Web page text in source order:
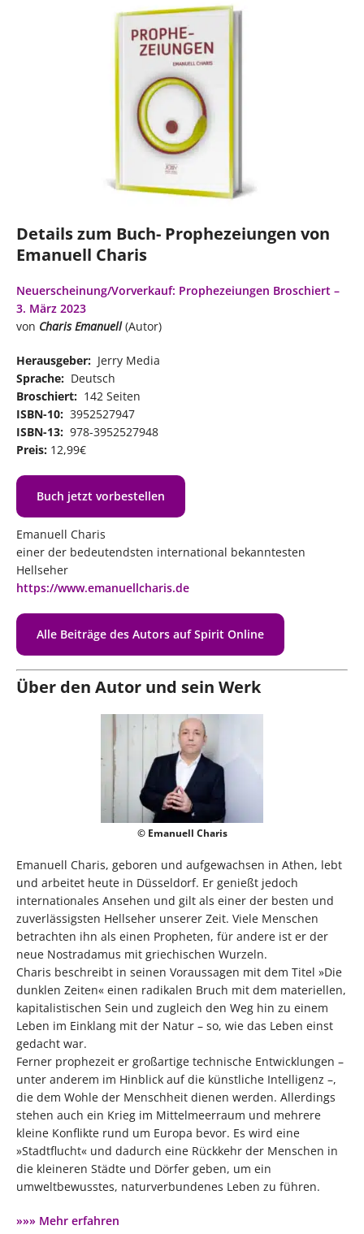
Details zum Buch- Prophezeiungen von
Emanuell Charis
Neuerscheinung/Vorverkauf: Prophezeiungen Broschiert –
3. März 2023
von Charis Emanuell (Autor)
Herausgeber: ‎ Jerry Media
Sprache: ‎ Deutsch
Broschiert: ‎ 142 Seiten
ISBN-10: ‎ 3952527947
ISBN-13: ‎ 978-3952527948
Preis: 12,99€
Buch jetzt vorbestellen
Emanuell Charis
einer der bedeutendsten international bekanntesten
Hellseher
https://www.emanuellcharis.de
Alle Beiträge des Autors auf Spirit Online
Über den Autor und sein Werk
© Emanuell Charis
Emanuell Charis, geboren und aufgewachsen in Athen, lebt
und arbeitet heute in Düsseldorf. Er genießt jedoch
internationales Ansehen und gilt als einer der besten und
zuverlässigsten Hellseher unserer Zeit. Viele Menschen
betrachten ihn als einen Propheten, für andere ist er der
neue Nostradamus mit griechischen Wurzeln.
Charis beschreibt in seinen Voraussagen mit dem Titel »Die
dunklen Zeiten« einen radikalen Bruch mit dem materiellen,
kapitalistischen Sein und zugleich den Weg hin zu einem
Leben im Einklang mit der Natur – so, wie das Leben einst
gedacht war.
Ferner prophezeit er großartige technische Entwicklungen –
unter anderem im Hinblick auf die künstliche Intelligenz –,
die dem Wohle der Menschheit dienen werden. Allerdings
stehen auch ein Krieg im Mittelmeerraum und mehrere
kleine Konflikte rund um Europa bevor. Es wird eine
»Stadtflucht« und dadurch eine Rückkehr der Menschen in
die kleineren Städte und Dörfer geben, um ein
umweltbewusstes, naturverbundenes Leben zu führen.
»»» Mehr erfahren